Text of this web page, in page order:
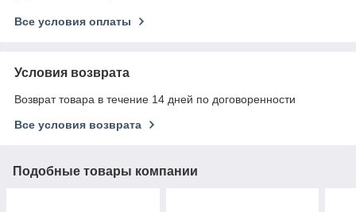
Все условия оплаты
Условия возврата
Возврат товара в течение 14 дней по договоренности
Все условия возврата
Подобные товары компании